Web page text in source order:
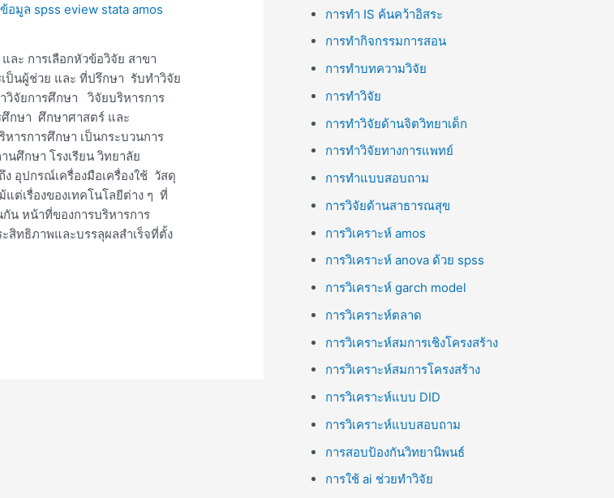
อมูล spss eview stata amos
ละ การเลือกหัวข้อวิจัย สาขา
ป็นผู้ช่วย และ ที่ปรึกษา รับทำวิจัย
จัยการศึกษา วิจัยบริหารการ
กษา ศึกษาศาสตร์ และ
ารการศึกษา เป็นกระบวนการ
ศึกษา โรงเรียน วิทยาลัย
อุปกรณ์เครื่องมือเครื่องใช้ วัสดุ
เรื่องของเทคโนโลยีต่าง ๆ ที่
น หน้าที่ของการบริหารการ
สิทธิภาพและบรรลุผลสำเร็จที่ตั้ง
การทำ IS ค้นคว้าอิสระ
การทำกิจกรรมการสอน
การทำบทความวิจัย
การทำวิจัย
การทำวิจัยด้านจิตวิทยาเด็ก
การทำวิจัยทางการแพทย์
การทำแบบสอบถาม
การวิจัยด้านสาธารณสุข
การวิเคราะห์ amos
การวิเคราะห์ anova ด้วย spss
การวิเคราะห์ garch model
การวิเคราะห์ตลาด
การวิเคราะห์สมการเชิงโครงสร้าง
การวิเคราะห์สมการโครงสร้าง
การวิเคราะห์แบบ DID
การวิเคราะห์แบบสอบถาม
การสอบป้องกันวิทยานิพนธ์
การใช้ ai ช่วยทำวิจัย